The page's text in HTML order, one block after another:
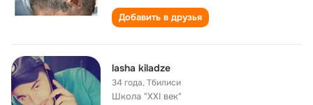
Добавить в друзья
lasha kiladze
34 года,Тбилиси
Школа "XXI век"